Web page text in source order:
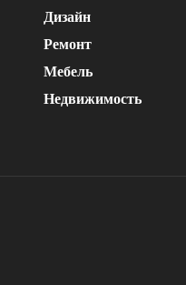
Дизайн
Ремонт
Мебель
Недвижимость